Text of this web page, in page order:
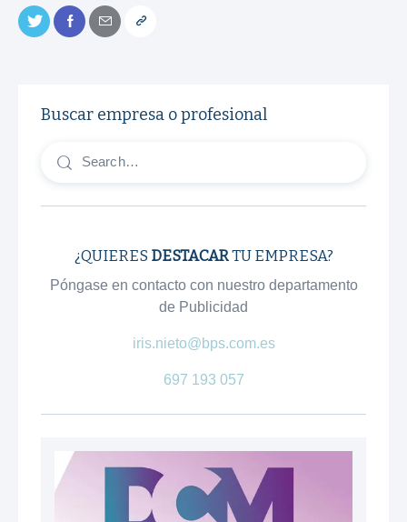
Buscar empresa o profesional
¿QUIERES DESTACARTU EMPRESA?
Póngase en contacto con nuestro departamento
de Publicidad
iris.nieto@bps.com.es
697 193 057